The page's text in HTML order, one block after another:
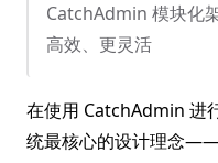
CatchAdmin 模块化
高效、更灵活
在使用 CatchAdmin 进
统最核心的设计理念